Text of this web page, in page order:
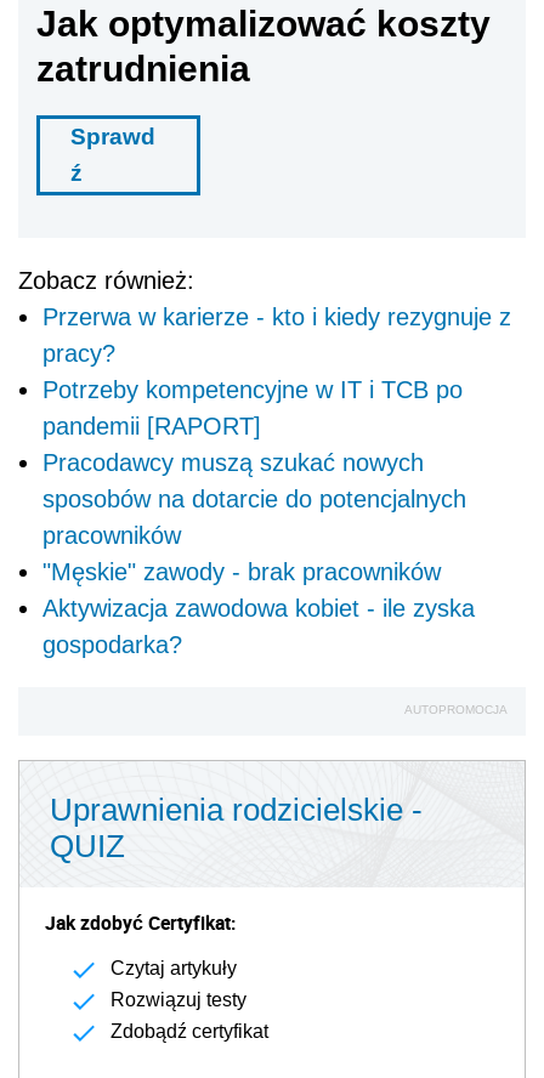
Jak optymalizować koszty
zatrudnienia
Sprawd
ź
Zobacz również:
Przerwa w karierze - kto i kiedy rezygnuje z
pracy?
Potrzeby kompetencyjne w IT i TCB po
pandemii [RAPORT]
Pracodawcy muszą szukać nowych
sposobów na dotarcie do potencjalnych
pracowników
"Męskie" zawody - brak pracowników
Aktywizacja zawodowa kobiet - ile zyska
gospodarka?
AUTOPROMOCJA
Uprawnienia rodzicielskie -
QUIZ
Jak zdobyć Certyfikat:
Czytaj artykuły
Rozwiązuj testy
Zdobądź certyfikat